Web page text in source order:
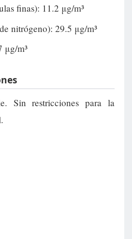
finas): 11.2 μg/m³
nitrógeno): 29.5 μg/m³
μg/m³
Sin restricciones para la